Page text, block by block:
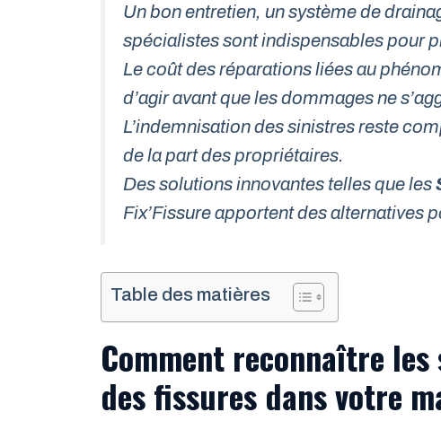
Un bon entretien, un système de
spécialistes sont indispensables pour
Le coût des réparations liées au
d’agir avant que les dommages ne
L’indemnisation des sinistres reste
de la part des propriétaires.
Des solutions innovantes telles que les
Fix’Fissure apportent des alternatives
Table des matières
Comment reconnaître
des fissures dans votre